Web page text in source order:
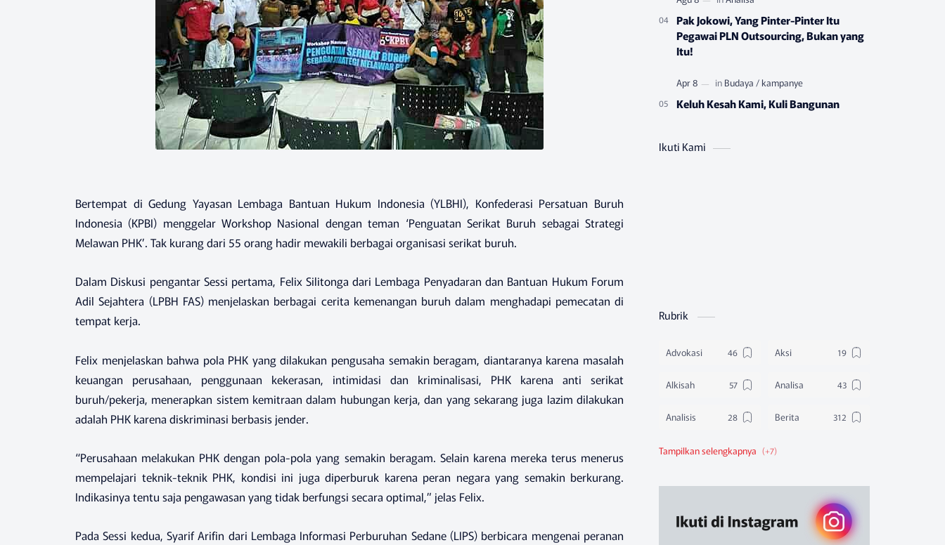
Bertempat di Gedung Yayasan Lembaga Bantuan Hukum Indonesia (YLBHI), Konfederasi Persatuan Buruh
Indonesia (KPBI) menggelar Workshop Nasional dengan teman ‘Penguatan Serikat Buruh sebagai Strategi
Melawan PHK’. Tak kurang dari 55 orang hadir mewakili berbagai organisasi serikat buruh.
Dalam Diskusi pengantar Sessi pertama, Felix Silitonga dari Lembaga Penyadaran dan Bantuan Hukum Forum
Adil Sejahtera (LPBH FAS) menjelaskan berbagai cerita kemenangan buruh dalam menghadapi pemecatan di
tempat kerja.
Felix menjelaskan bahwa pola PHK yang dilakukan pengusaha semakin beragam, diantaranya karena masalah
keuangan perusahaan, penggunaan kekerasan, intimidasi dan kriminalisasi, PHK karena anti serikat
buruh/pekerja, menerapkan sistem kemitraan dalam hubungan kerja, dan yang sekarang juga lazim dilakukan
adalah PHK karena diskriminasi berbasis jender.
“Perusahaan melakukan PHK dengan pola-pola yang semakin beragam. Selain karena mereka terus menerus
mempelajari teknik-teknik PHK, kondisi ini juga diperburuk karena peran negara yang semakin berkurang.
Indikasinya tentu saja pengawasan yang tidak berfungsi secara optimal,” jelas Felix.
Pada Sessi kedua, Syarif Arifin dari Lembaga Informasi Perburuhan Sedane (LIPS) berbicara mengenai peranan
Pak Jokowi, Yang Pinter-Pinter Itu
Pegawai PLN Outsourcing, Bukan yang
Itu!
Keluh Kesah Kami, Kuli Bangunan
Ikuti Kami
Rubrik
Advokasi Aksi
Alkisah Analisa
Analisis Berita
Berita Federasi
Ruang Belajar